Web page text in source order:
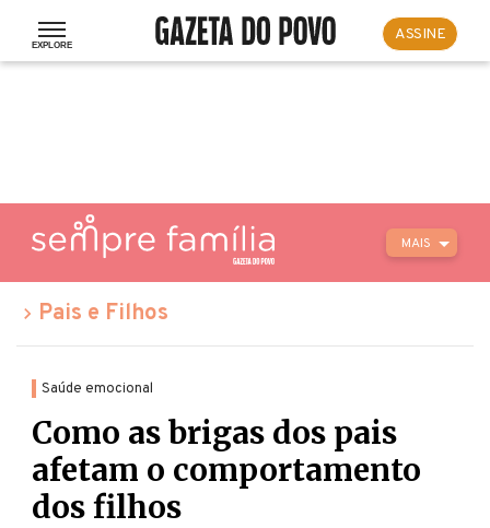
ASSINE
MAIS
Pais e Filhos
Saúde emocional
Como as brigas dos pais
afetam o comportamento
dos filhos